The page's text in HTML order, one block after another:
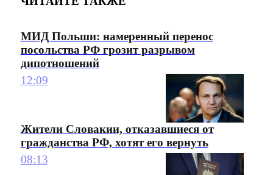
МИД Польши: намеренный перенос
посольства РФ грозит разрывом
дипотношений
12:09
Жители Словакии, отказавшиеся от
гражданства РФ, хотят его вернуть
08:13